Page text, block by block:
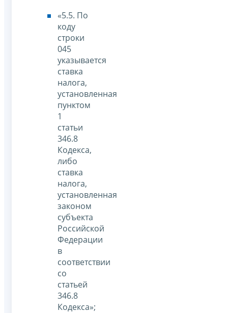
«5.5. По
коду
строки
045
указывается
ставка
налога,
установленная
пунктом
1
статьи
346.8
Кодекса,
либо
ставка
налога,
установленная
законом
субъекта
Российской
Федерации
в
соответствии
со
статьей
346.8
Кодекса»;